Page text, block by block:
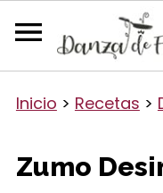
Inicio > Recetas >
Zumo